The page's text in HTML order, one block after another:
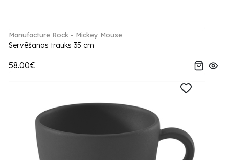
Manufacture Rock - Mickey Mouse
Servēšanas trauks 35 cm
58.00€